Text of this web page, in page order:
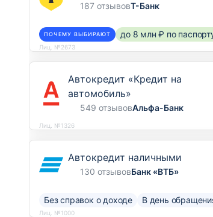
187 отзывовТ-Банк
ПОЧЕМУ ВЫБИРАЮТ до 8 млн ₽ по
Лиц. №2673
Автокредит «Кредит на
автомобиль»
549 отзывовАльфа-Банк
Лиц. №1326
Автокредит наличными
130 отзывовБанк «ВТБ»
Без справок о доходе В день
Лиц. №1000